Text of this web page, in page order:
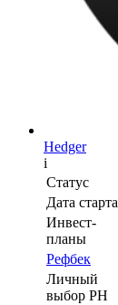
Hedger
i
Статус
Дата старта
Инвест-
планы
Рефбек
Личный
выбор PH